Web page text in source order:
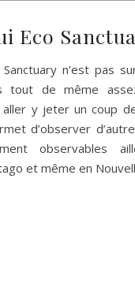
Eco
n’est pas
tout de même
aller y jeter un coup
d’observer
observables
et même en